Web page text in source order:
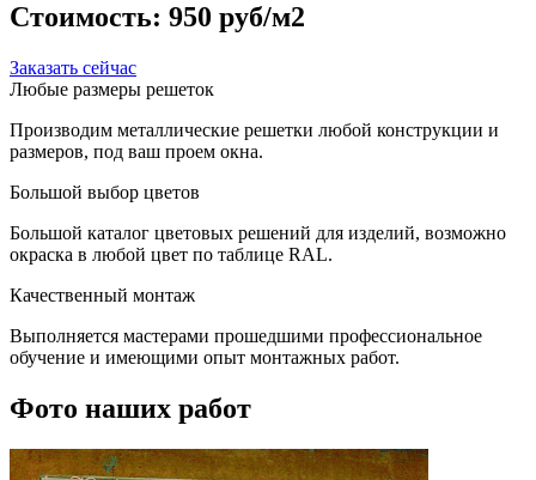
Стоимость: 950 руб/м2
Заказать сейчас
Любые размеры решеток
Производим металлические решетки любой конструкции и
размеров, под ваш проем окна.
Большой выбор цветов
Большой каталог цветовых решений для изделий, возможно
окраска в любой цвет по таблице RAL.
Качественный монтаж
Выполняется мастерами прошедшими профессиональное
обучение и имеющими опыт монтажных работ.
Фото наших работ